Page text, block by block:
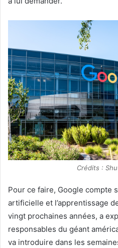
Crédits :
Pour ce faire, Google compte
artificielle et l’apprentissage
vingt prochaines années, a
responsables du géant
va introduire dans les